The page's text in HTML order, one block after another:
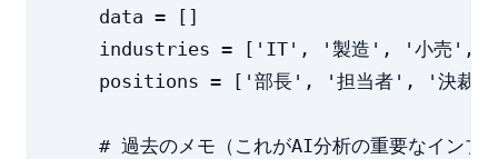
    data = []
industries = ['IT', '製造', '小売', '
positions = ['部長', '担当者', '決裁
# 過去のメモ（これがAI分析の重要なインプ